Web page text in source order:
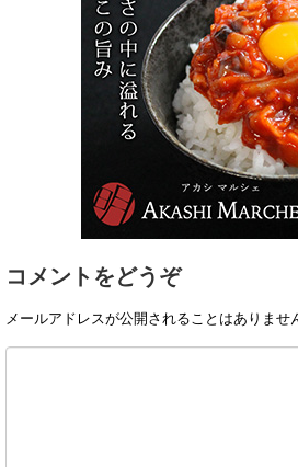
コメントをどうぞ
メールアドレスが公開されることはありませ